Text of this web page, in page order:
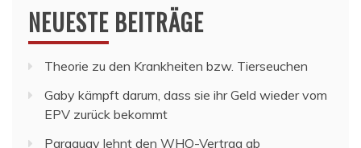
NEUESTE BEITRÄGE
Theorie zu den Krankheiten bzw. Tierseuchen
Gaby kämpft darum, dass sie ihr Geld wieder vom
EPV zurück bekommt
Paraguay lehnt den WHO-Vertrag ab